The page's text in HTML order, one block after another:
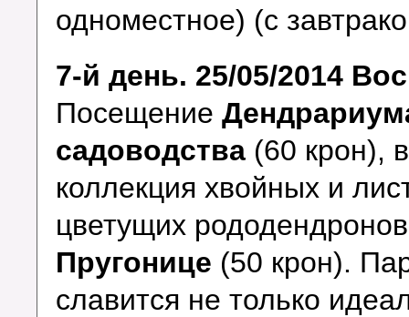
одноместное) (с
7-й день. 25/05/2014
Посещение
садоводства (60 крон),
коллекция хвойных и
цветущих
Пругонице (50 крон).
славится не только